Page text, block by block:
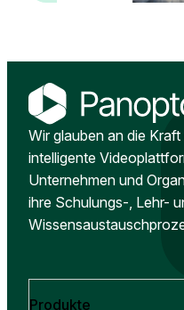
Wir glauben an die
intelligente
Unternehmen und
ihre Schulungs-, Lehr-
Produkte